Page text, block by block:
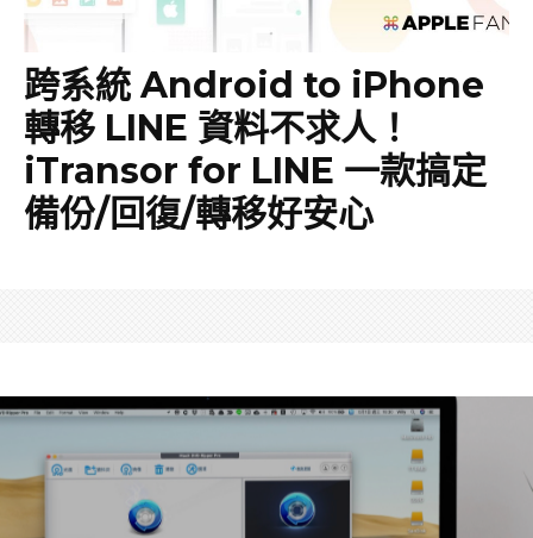
跨系統 Android to iPhone
轉移 LINE 資料不求人！
iTransor for LINE 一款搞定
備份/回復/轉移好安心